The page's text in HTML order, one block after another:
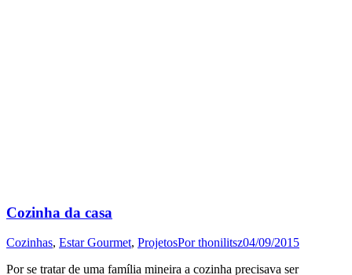
Cozinha da casa
Cozinhas, Estar Gourmet, ProjetosPorthonilitsz04/09/2015
Por se tratar de uma família mineira a cozinha precisava ser